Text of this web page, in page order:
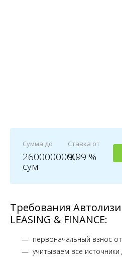
Сумма до
2600000000
сум
Ставка от
9,99 %
Требования
LEASING & FINANCE:
первоначальный взнос
учитываем все источники